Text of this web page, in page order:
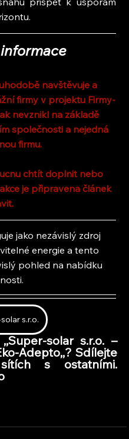
navštěvuje a
firmy v projektu Firmy-
nevznikl na základě
společnosti a nejedná
firmu.
chtít doplnit nebo
je připravena článek
jako nezávislý zdroj
energie a tento
pohled na nabídku
s.r.o.
solar s.r.o. –
Adepto,,? Sdílejte
s ostatními.